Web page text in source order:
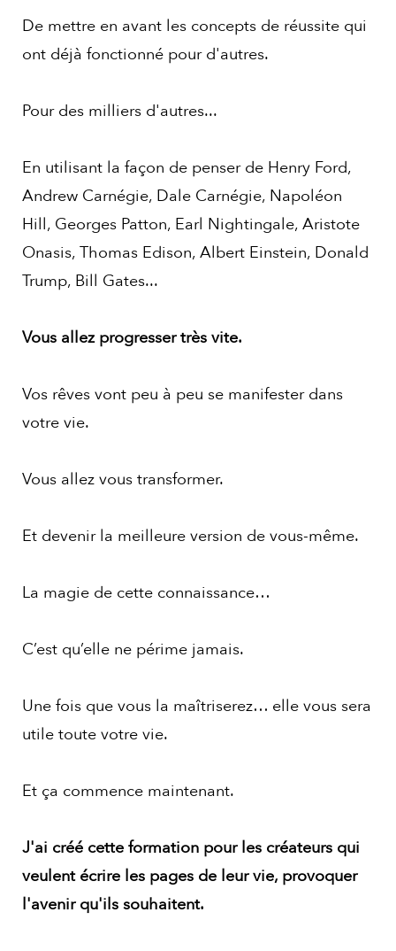
De mettre en avant les concepts de réussite qui
ont déjà fonctionné pour d'autres.
Pour des milliers d'autres...
En utilisant la façon de penser de Henry Ford,
Andrew Carnégie, Dale Carnégie, Napoléon
Hill, Georges Patton, Earl Nightingale, Aristote
Onasis, Thomas Edison, Albert Einstein, Donald
Trump, Bill Gates...
Vous allez progresser très vite.
Vos rêves vont peu à peu se manifester dans
votre vie.
Vous allez vous transformer.
Et devenir la meilleure version de vous-même.
La magie de cette connaissance…
C’est qu’elle ne périme jamais.
Une fois que vous la maîtriserez… elle vous sera
utile toute votre vie.
Et ça commence maintenant.
J'ai créé cette formation pour les créateurs qui
veulent écrire les pages de leur vie, provoquer
l'avenir qu'ils souhaitent.